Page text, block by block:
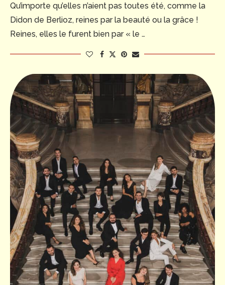
Qu’importe qu’elles n’aient pas toutes été, comme la
Didon de Berlioz, reines par la beauté ou la grâce !
Reines, elles le furent bien par « le …